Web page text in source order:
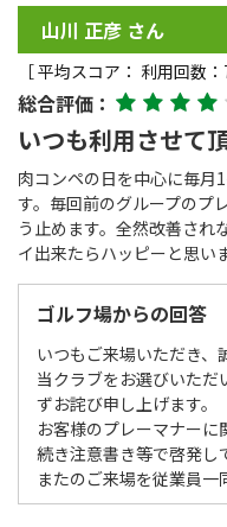
山川 正彦 さん
［ 平均スコア： 利用回数：
総合評価：
いつも利用させて
肉コンペの日を中心に毎月
す。毎回前のグループのプ
う止めます。全然改善され
イ出来たらハッピーと思い
ゴルフ場からの回答
いつもご来場いただき、
当クラブをお選びいただ
ずお詫び申し上げます。
お客様のプレーマナー
続き注意書き等で啓発し
またのご来場を従業員一